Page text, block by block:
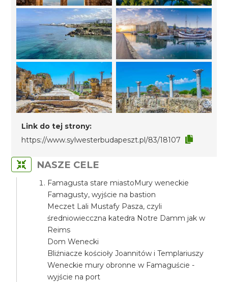
Link do tej strony:
https://www.sylwesterbudapeszt.pl/83/18107
NASZE CELE
Famagusta stare miastoMury weneckie
Famagusty, wyjście na bastion
Meczet Lali Mustafy Pasza, czyli
średniowiecczna katedra Notre Damm jak w
Reims
Dom Wenecki
Bliźniacze kościoły Joannitów i Templariuszy
Weneckie mury obronne w Famaguście -
wyjście na port